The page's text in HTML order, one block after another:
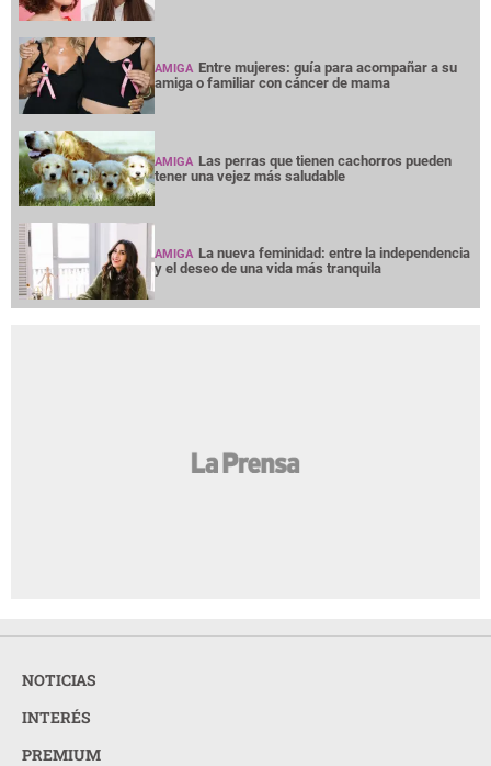
AMIGA Entre mujeres: guía para acompañar a su
amiga o familiar con cáncer de mama
AMIGA Las perras que tienen cachorros pueden
tener una vejez más saludable
AMIGA La nueva feminidad: entre la independencia
y el deseo de una vida más tranquila
NOTICIAS
INTERÉS
PREMIUM